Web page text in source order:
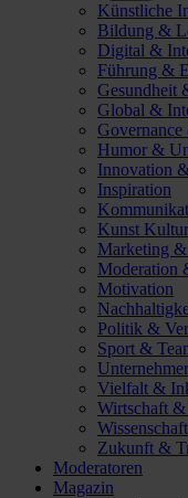
Künstliche
Bildung &
Digital &
Führung &
Gesundheit
Global &
Humor &
Innovation
Inspiration
Kunst
Marketing
Moderation
Motivation
Politik &
Sport &
Vielfalt &
Wirtschaft &
Wissenschaft
Zukunft &
Moderatoren
Magazin